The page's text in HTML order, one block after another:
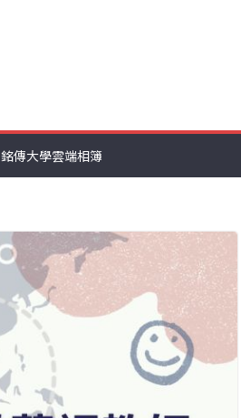
銘傳大學雲端相簿